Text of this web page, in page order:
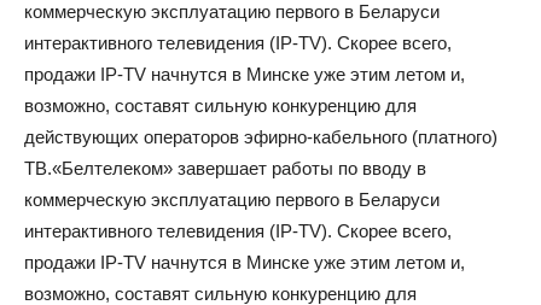
коммерческую эксплуатацию первого в Беларуси
интерактивного телевидения (IP-TV). Скорее всего,
продажи IP-TV начнутся в Минске уже этим летом и,
возможно, составят сильную конкуренцию для
действующих операторов эфирно-кабельного (платного)
ТВ.«Белтелеком» завершает работы по вводу в
коммерческую эксплуатацию первого в Беларуси
интерактивного телевидения (IP-TV). Скорее всего,
продажи IP-TV начнутся в Минске уже этим летом и,
возможно, составят сильную конкуренцию для